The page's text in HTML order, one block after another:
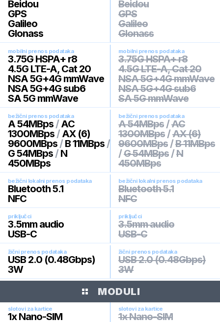
Beidou
GPS
Galileo
Glonass
Beidou
GPS
Galileo
Glonass
mobilni prenos podataka
3.75G HSPA+ r8
4.5G LTE-A, Cat 20
NSA 5G+4G mmWave
NSA 5G+4G sub6
SA 5G mmWave
mobilni prenos podataka
3.75G HSPA+ r8
4.5G LTE-A, Cat 20
NSA 5G+4G mmWave
NSA 5G+4G sub6
SA 5G mmWave
bežični prenos podataka
A 54MBps / AC
1300MBps / AX (6)
9600MBps / B 11MBps /
G 54MBps / N
450MBps
bežični prenos podataka
A 54MBps /AC
1300MBps /AX (6)
9600MBps /B 11MBps
/G 54MBps /N
450MBps
bežični lokalni prenos podataka
Bluetooth 5.1
NFC
bežični lokalni prenos podataka
Bluetooth 5.1
NFC
priključci
3.5mm audio
USB-C
priključci
3.5mm audio
USB-C
žični prenos podataka
USB 2.0 (0.48Gbps)
3W
žični prenos podataka
USB 2.0 (0.48Gbps)
3W
MODULI
slotovi za kartice
1x Nano-SIM
slotovi za kartice
1x Nano-SIM